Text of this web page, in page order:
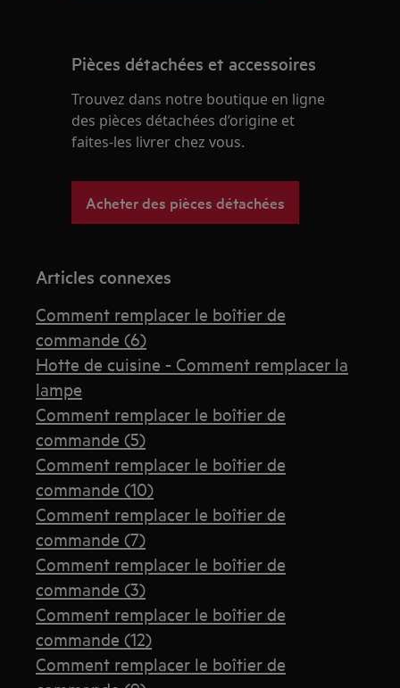
Pièces détachées et accessoires
Trouvez dans notre boutique en ligne
des pièces détachées d’origine et
faites-les livrer chez vous.
Acheter des pièces détachées
Articles connexes
Comment remplacer le boîtier de
commande (6)
Hotte de cuisine - Comment remplacer la
lampe
Comment remplacer le boîtier de
commande (5)
Comment remplacer le boîtier de
commande (10)
Comment remplacer le boîtier de
commande (7)
Comment remplacer le boîtier de
commande (3)
Comment remplacer le boîtier de
commande (12)
Comment remplacer le boîtier de